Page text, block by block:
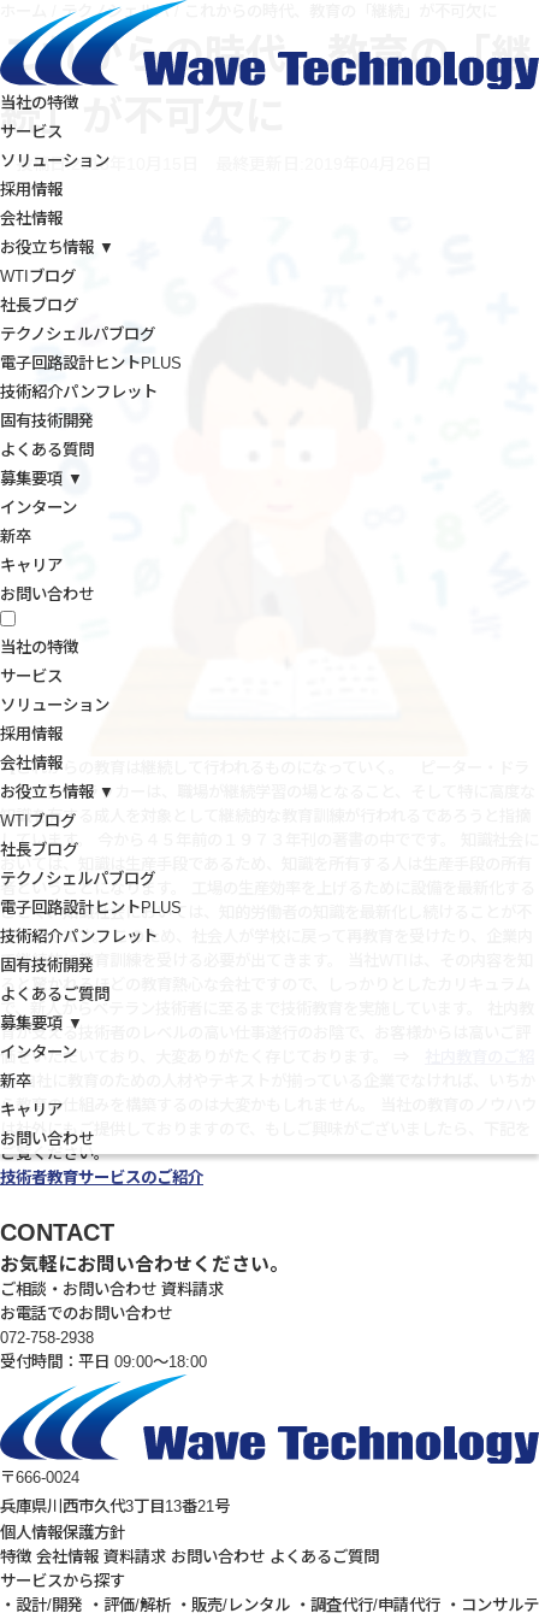
当社の特徴
サービス
ソリューション
採用情報
会社情報
お役立ち情報 ▼
WTIブログ
社長ブログ
テクノシェルパブログ
電子回路設計ヒントPLUS
技術紹介パンフレット
固有技術開発
よくある質問
募集要項 ▼
インターン
新卒
キャリア
お問い合わせ
当社の特徴
サービス
ソリューション
採用情報
会社情報
お役立ち情報 ▼
WTIブログ
社長ブログ
テクノシェルパブログ
電子回路設計ヒントPLUS
技術紹介パンフレット
固有技術開発
よくあるご質問
募集要項 ▼
インターン
新卒
キャリア
お問い合わせ
テクノシェルパ /
これからの時代、教育の「継
続」が不可欠に
投稿日:2018年10月15日
【これからの教育は継続して行われるものになっていく。 ピーター・ドラ
ッカー】 ドラッカーは、職場が継続学習の場となること、そして特に高度な
知識を有する成人を対象として継続的な教育訓練が行われるであろうと指摘
しています。 今から４５年前の１９７３年刊の著書の中でです。
者ということになります。 工場の生産効率を上げるために設備を最新化する
ごとく、知識社会においては、知的労働者の知識を最新化し続けることが不
可欠なのです。 このため、社会人が学校に戻って再教育を受けたり、企業内
で継続的に教育訓練を受ける必要が出てきます。 当社WTIは、その内容を知
ると驚かれるほどの教育熱心な会社ですので、しっかりとしたカリキュラム
育が支える技術者のレベルの高い仕事遂行のお陰で、お客様からは高いご評
価をいただいており、大変ありがたく存じております。 ⇒
介自社に教育のための人材やテキストが揃っている企業でなければ、いちか
ら教育の仕組みを構築するのは大変かもしれません。 当社の教育のノウハウ
は社外にもご提供しておりますので、もしご興味がございましたら、下記を
ご覧ください。
技術者教育サービスのご紹介
CONTACT
お気軽にお問い合わせください。
ご相談・お問い合わせ 資料請求
お電話でのお問い合わせ
072-758-2938
受付時間：平日 09:00～18:00
〒666-0024
兵庫県川西市久代3丁目13番21号
個人情報保護方針
特徴 会社情報 資料請求 お問い合わせ よくあるご質問
サービスから探す
・設計/開発
・評価/解析 ・販売/レンタル ・調査代行/申請代行 ・コンサルテ